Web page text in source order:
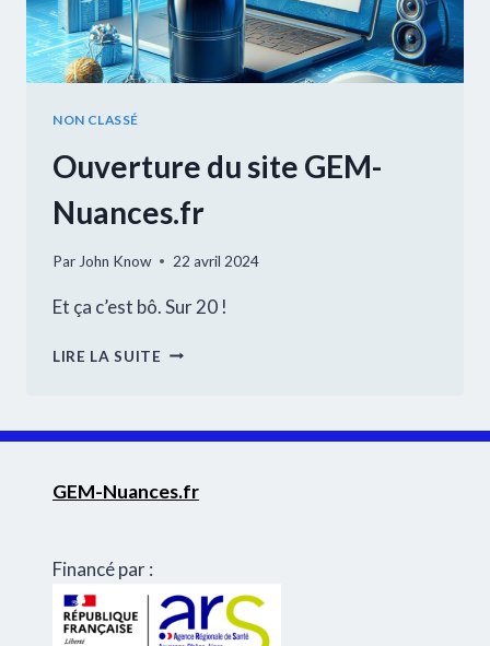
NON CLASSÉ
Ouverture du site GEM-
Nuances.fr
Par John Know 22 avril 2024
Et ça c’est bô. Sur 20 !
LIRE LA SUITE OUVERTURE
NUANCES.FR
GEM-Nuances.fr
Financé par :